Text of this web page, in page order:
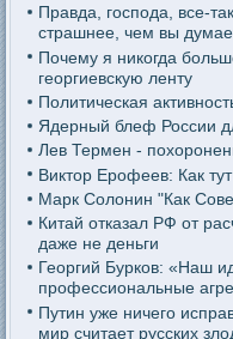
Правда, господа, все-
страшнее, чем вы
Почему я никогда
георгиевскую ленту
Политическая
Ядерный блеф России
Лев Термен -
Виктор Ерофеев: Как
Марк Солонин "Как
Китай отказал РФ от
даже не деньги
Георгий Бурков: «Наш
профессиональные
Путин уже ничего
мир считает русских